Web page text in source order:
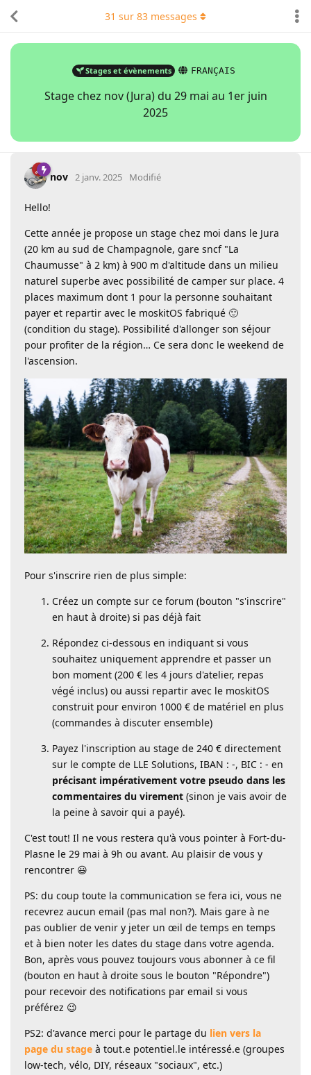
Stages et évènements FRANÇAIS
Stage chez nov (Jura) du 29 mai au 1er juin
2025
31 sur 83 messages
nov 2 janv. 2025 Modifié
Hello!
Cette année je propose un stage chez moi dans le Jura
(20 km au sud de Champagnole, gare sncf "La
Chaumusse" à 2 km) à 900 m d'altitude dans un milieu
naturel superbe avec possibilité de camper sur place. 4
places maximum dont 1 pour la personne souhaitant
payer et repartir avec le moskitOS fabriqué 🙂
(condition du stage). Possibilité d'allonger son séjour
pour profiter de la région… Ce sera donc le weekend de
l'ascension.
Pour s'inscrire rien de plus simple:
Créez un compte sur ce forum (bouton "s'inscrire"
en haut à droite) si pas déjà fait
Répondez ci-dessous en indiquant si vous
souhaitez uniquement apprendre et passer un
bon moment (200 € les 4 jours d'atelier, repas
végé inclus) ou aussi repartir avec le moskitOS
construit pour environ 1000 € de matériel en plus
(commandes à discuter ensemble)
Payez l'inscription au stage de 240 € directement
sur le compte de LLE Solutions, IBAN : -, BIC : - en
précisant impérativement votre pseudo dans les
commentaires du virement (sinon je vais avoir de
la peine à savoir qui a payé).
C'est tout! Il ne vous restera qu'à vous pointer à Fort-du-
Plasne le 29 mai à 9h ou avant. Au plaisir de vous y
rencontrer 😃
PS: du coup toute la communication se fera ici, vous ne
recevrez aucun email (pas mal non?). Mais gare à ne
pas oublier de venir y jeter un œil de temps en temps
et à bien noter les dates du stage dans votre agenda.
Bon, après vous pouvez toujours vous abonner à ce fil
(bouton en haut à droite sous le bouton "Répondre")
pour recevoir des notifications par email si vous
préférez 😉
PS2: d'avance merci pour le partage du lien vers la
page du stage à tout.e potentiel.le intéressé.e (groupes
low-tech, vélo, DIY, réseaux "sociaux", etc.)